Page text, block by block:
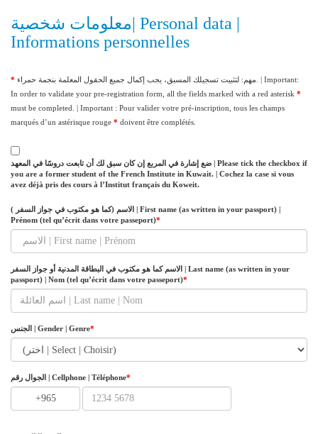
معلومات شخصية| Personal data |
Informations personnelles
*
In order to validate your pre-registration form, all the fields marked with a red asterisk *
must be completed. | Important : Pour valider votre pré-inscription, tous les champs
marqués d’un astérisque rouge * doivent être complétés.
ضع إشارة في المربع إن كان سبق لك أن تابعت دروسًا في المعهد | Please tick the checkbox if
you are a former student of the French Institute in Kuwait. | Cochez la case si vous
avez déjà pris des cours à l’Institut français du Koweit.
( الاسم (كما هو مكتوب في جواز السفر | First name (as written in your passport) |
Prénom (tel qu’écrit dans votre passeport)*
الاسم كما هو مكتوب في البطاقة المدنية أو جواز السفر | Last name (as written in your
passport) | Nom (tel qu’écrit dans votre passeport)*
الجنس | Gender | Genre*
الجوال رقم | Cellphone | Téléphone*
+965